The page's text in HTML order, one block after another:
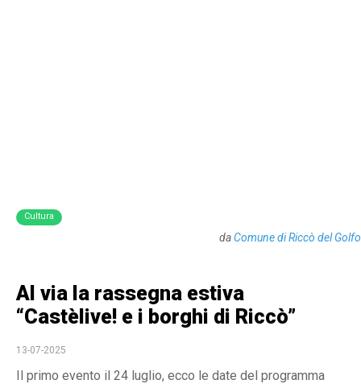
Cultura
daComune di Riccò del Golfo
Al via la rassegna estiva
“Castèlive! e i borghi di Riccò”
13-07-2025
Il primo evento il 24 luglio, ecco le date del programma